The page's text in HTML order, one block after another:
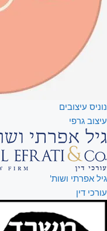
נוניס עיצובים
עיצוב גרפי
גיל אפרתי ושות'
עורכי דין